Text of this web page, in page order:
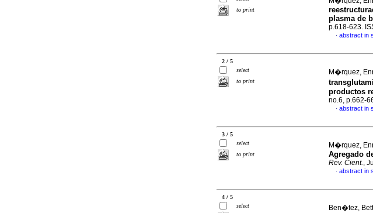
to print
plasma de
p.618-623.
· abstract in
2 / 5
select
to print
M�rquez,
productos
no.6, p.662-
· abstract in
3 / 5
select
to print
M�rquez,
Agregado
Rev. Cient.,
· abstract in
4 / 5
select
Ben�tez,